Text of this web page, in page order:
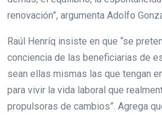
renovación”, argumenta Adolfo
Raúl Henríq insiste en que “se
conciencia de las beneficiarias de
sean ellas mismas las que tengan
para vivir la vida laboral que
propulsoras de cambios”. Agrega